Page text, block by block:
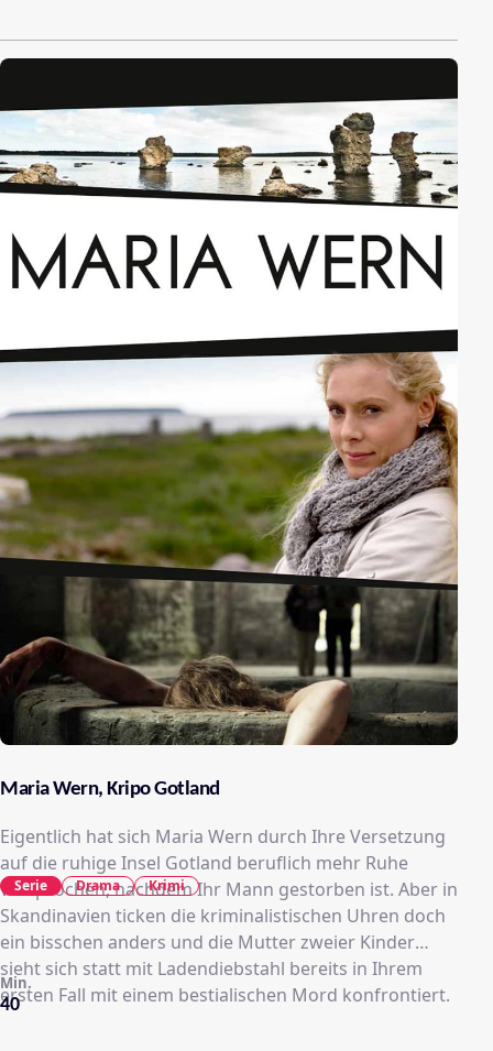
Maria Wern, Kripo Gotland
Eigentlich hat sich Maria Wern durch Ihre Versetzung
auf die ruhige Insel Gotland beruflich mehr Ruhe
versprochen, nachdem Ihr Mann gestorben ist. Aber in
Skandinavien ticken die kriminalistischen Uhren doch
ein bisschen anders und die Mutter zweier Kinder
sieht sich statt mit Ladendiebstahl bereits in Ihrem
ersten Fall mit einem bestialischen Mord konfrontiert.
40
Min.
Serie Drama Krimi